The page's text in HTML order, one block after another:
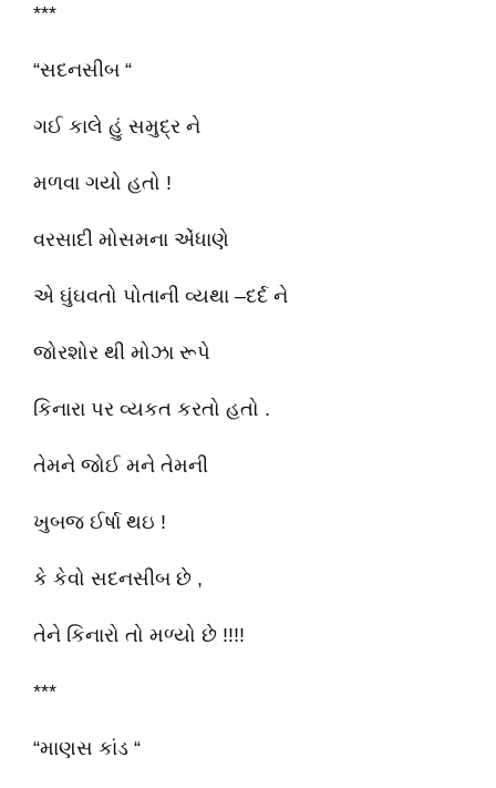
***
“સદનસીબ “
ગઈ કાલે હું સમુદ્ર ને
મળવા ગયો હતો !
વરસાદી મોસમના એંધાણે
એ ઘુંઘવતો પોતાની વ્યથા –દર્દ ને
જોરશોર થી મોઝા રૂપે
કિનારા પર વ્યકત કરતો હતો .
તેમને જોઈ મને તેમની
ખુબજ ઈર્ષા થઇ !
કે કેવો સદનસીબ છે ,
તેને કિનારો તો મળ્યો છે !!!!
***
“માણસ કાંડ “